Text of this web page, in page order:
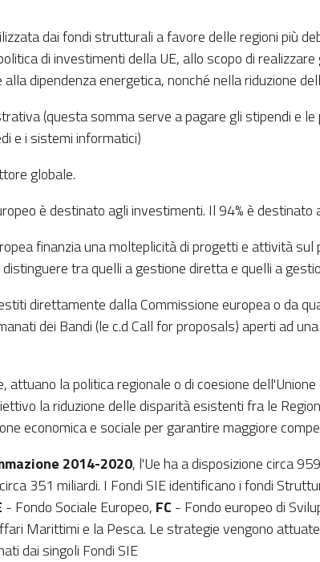
dai fondi strutturali a favore delle regioni più
di investimenti della UE, allo scopo di
dipendenza energetica, nonché nella riduzione
(questa somma serve a pagare gli stipendi e le
e i sistemi informatici)
globale.
è destinato agli investimenti. Il 94% è
finanzia una molteplicità di progetti e attività
tra quelli a gestione diretta e quelli a
direttamente dalla Commissione europea o da
dei Bandi (le c.d Call for proposals) aperti ad
attuano la politica regionale o di coesione
la riduzione delle disparità esistenti fra le
economica e sociale per garantire maggiore
2014-2020, l'Ue ha a disposizione circa
351 miliardi. I Fondi SIE identificano i fondi
- Fondo Sociale Europeo, FC - Fondo europeo di
Marittimi e la Pesca. Le strategie vengono
dai singoli Fondi SIE